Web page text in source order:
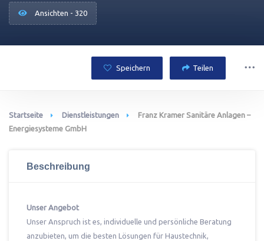
Ansichten - 320
Speichern Teilen
Startseite Dienstleistungen
Franz Kramer Sanitäre Anlagen –
Energiesysteme GmbH
Beschreibung
Unser Angebot
Unser Anspruch ist es, individuelle und persönliche Beratung
anzubieten, um die besten Lösungen für Haustechnik,